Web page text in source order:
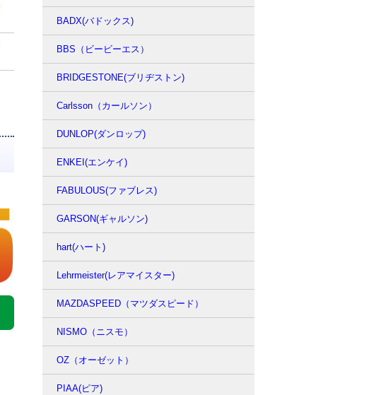
BADX(バドックス)
BBS（ビービーエス）
BRIDGESTONE(ブリヂストン)
Carlsson（カールソン）
DUNLOP(ダンロップ)
ENKEI(エンケイ)
FABULOUS(ファブレス)
GARSON(ギャルソン)
hart(ハート)
Lehrmeister(レアマイスター)
MAZDASPEED（マツダスピード）
NISMO（ニスモ）
OZ（オーゼット）
PIAA(ピア)